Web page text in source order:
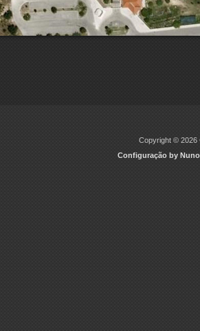
Copyright © 2026
Configuração by